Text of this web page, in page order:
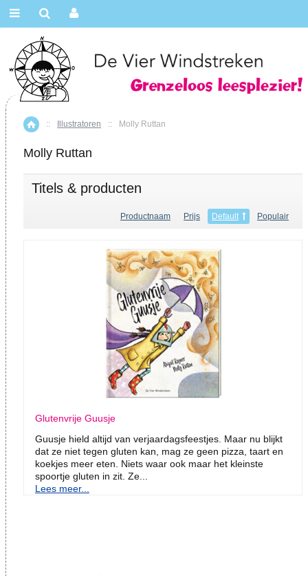
Home
:: Illustratoren :: Molly Ruttan
Molly Ruttan
Titels & producten
Productnaam Prijs Default Populair
Glutenvrije Guusje
Guusje hield altijd van verjaardagsfeestjes. Maar nu blijkt
dat ze niet tegen gluten kan, mag ze geen pizza, taart en
koekjes meer eten. Niets waar ook maar het kleinste
spoortje gluten in zit. Ze...
Lees meer...